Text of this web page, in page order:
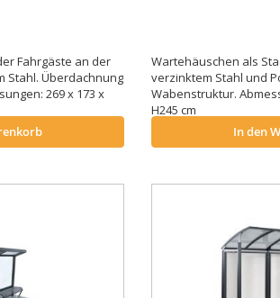
Fahrgäste an der
Stahl. Überdachnung
269 x 173 x
Wartehäuschen als
verzinktem Stahl und
Wabenstruktur.
H245 cm
In den